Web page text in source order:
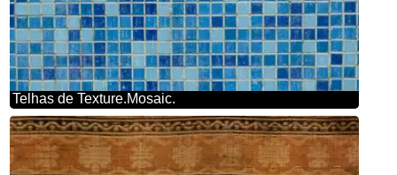
Telhas de Texture.Mosaic.